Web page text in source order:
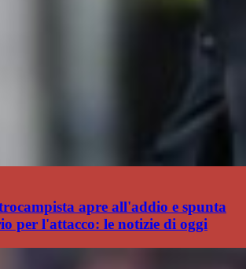
apre all'addio e spunta
per l'attacco: le notizie di oggi